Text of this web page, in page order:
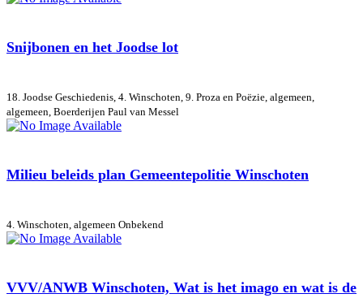
Snijbonen en het Joodse lot
18. Joodse Geschiedenis, 4. Winschoten, 9. Proza en Poëzie, algemeen,
algemeen, Boerderijen Paul van Messel
Milieu beleids plan Gemeentepolitie Winschoten
4. Winschoten, algemeen Onbekend
VVV/ANWB Winschoten, Wat is het imago en wat is de